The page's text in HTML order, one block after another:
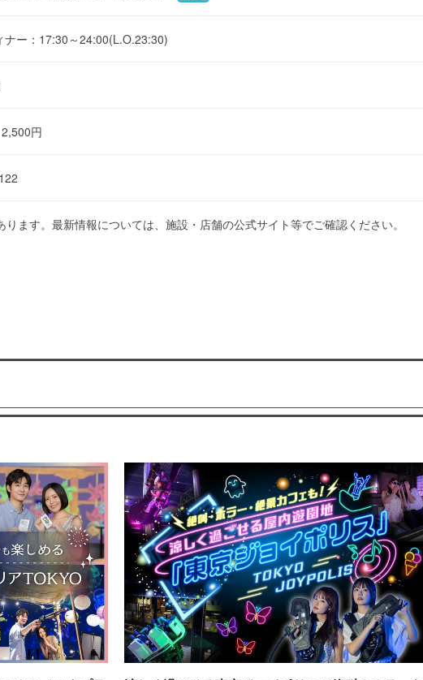
ナー：17:30～24:00(L.O.23:30)
円
ます。最新情報については、施設・店舗の公式サイト等でご確認ください。